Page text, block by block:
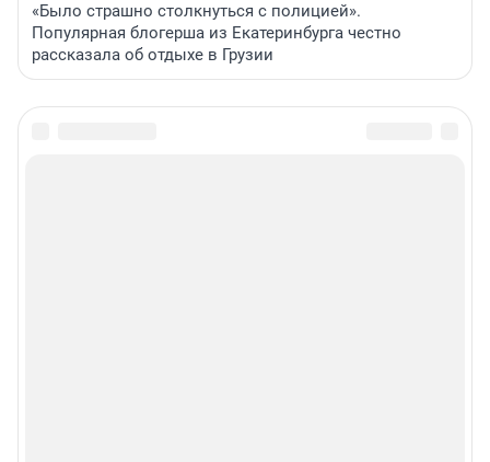
«Было страшно столкнуться с полицией».
Популярная блогерша из Екатеринбурга честно
рассказала об отдыхе в Грузии